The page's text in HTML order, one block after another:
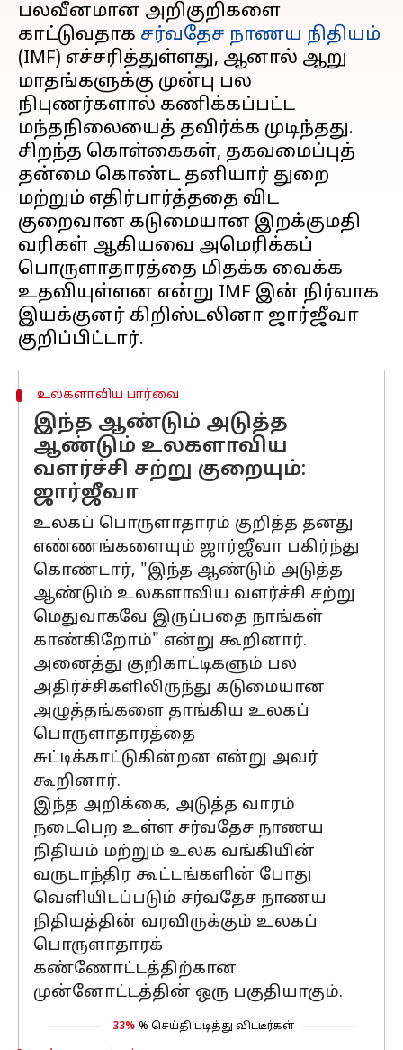
பலவீனமான அறிகுறிகளை
காட்டுவதாக சர்வதேச நாணய நிதியம்
(IMF) எச்சரித்துள்ளது, ஆனால் ஆறு
மாதங்களுக்கு முன்பு பல
நிபுணர்களால் கணிக்கப்பட்ட
மந்தநிலையைத் தவிர்க்க முடிந்தது.
சிறந்த கொள்கைகள், தகவமைப்புத்
தன்மை கொண்ட தனியார் துறை
மற்றும் எதிர்பார்த்ததை விட
குறைவான கடுமையான இறக்குமதி
வரிகள் ஆகியவை அமெரிக்கப்
பொருளாதாரத்தை மிதக்க வைக்க
உதவியுள்ளன என்று IMF இன் நிர்வாக
இயக்குனர் கிறிஸ்டலினா ஜார்ஜீவா
உலகளாவிய பார்வை
இந்த ஆண்டும் அடுத்த
ஆண்டும் உலகளாவிய
வளர்ச்சி சற்று குறையும்:
ஜார்ஜீவா
உலகப் பொருளாதாரம் குறித்த தனது
எண்ணங்களையும் ஜார்ஜீவா பகிர்ந்து
கொண்டார், "இந்த ஆண்டும் அடுத்த
ஆண்டும் உலகளாவிய வளர்ச்சி சற்று
மெதுவாகவே இருப்பதை நாங்கள்
காண்கிறோம்" என்று கூறினார்.
அனைத்து குறிகாட்டிகளும் பல
அதிர்ச்சிகளிலிருந்து கடுமையான
அழுத்தங்களை தாங்கிய உலகப்
பொருளாதாரத்தை
சுட்டிக்காட்டுகின்றன என்று அவர்
கூறினார்.
இந்த அறிக்கை, அடுத்த வாரம்
நடைபெற உள்ள சர்வதேச நாணய
நிதியம் மற்றும் உலக வங்கியின்
வருடாந்திர கூட்டங்களின் போது
வெளியிடப்படும் சர்வதேச நாணய
நிதியத்தின் வரவிருக்கும் உலகப்
பொருளாதாரக்
கண்ணோட்டத்திற்கான
முன்னோட்டத்தின் ஒரு பகுதியாகும்.
33% % செய்தி படித்து விட்டீர்கள்